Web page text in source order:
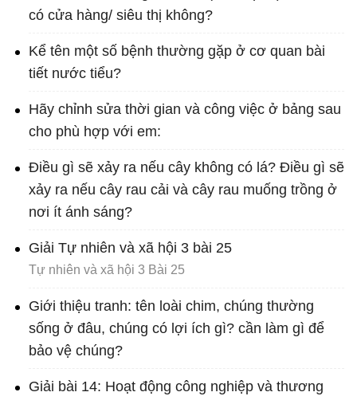
có cửa hàng/ siêu thị không?
Kể tên một số bệnh thường gặp ở cơ quan bài
tiết nước tiểu?
Hãy chỉnh sửa thời gian và công việc ở bảng sau
cho phù hợp với em:
Điều gì sẽ xảy ra nếu cây không có lá? Điều gì sẽ
xảy ra nếu cây rau cải và cây rau muống trồng ở
nơi ít ánh sáng?
Giải Tự nhiên và xã hội 3 bài 25
Tự nhiên và xã hội 3 Bài 25
Giới thiệu tranh: tên loài chim, chúng thường
sống ở đâu, chúng có lợi ích gì? cần làm gì để
bảo vệ chúng?
Giải bài 14: Hoạt động công nghiệp và thương